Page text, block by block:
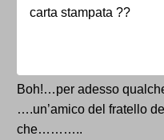
carta stampata ??
Boh!…per adesso
….un’amico del fratello
che………..